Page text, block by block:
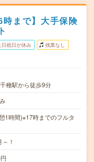
まで】大手保険
日祝日が休み 残業なし
種駅から徒歩9分
時間)※17時までのフルタ
！